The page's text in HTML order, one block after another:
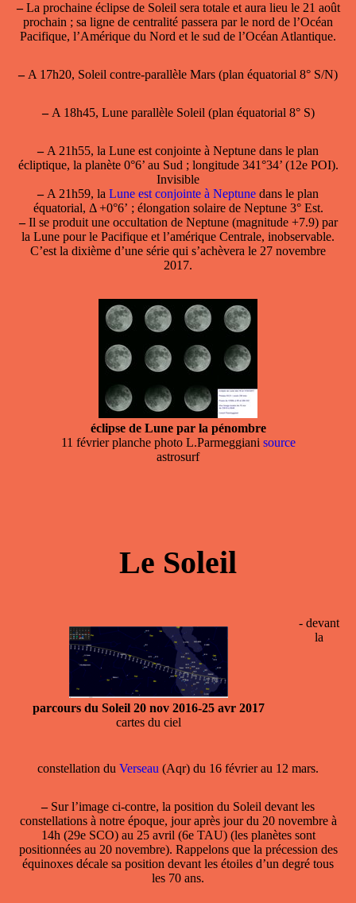
–La prochaine éclipse de Soleil sera totale et aura lieu le 21 août
prochain ; sa ligne de centralité passera par le nord de l’Océan
Pacifique, l’Amérique du Nord et le sud de l’Océan Atlantique.
–A 17h20, Soleil contre-parallèle Mars (plan équatorial 8° S/N)
–A 18h45, Lune parallèle Soleil (plan équatorial 8° S)
–A 21h55, la Lune est conjointe à Neptune dans le plan
écliptique, la planète 0°6’ au Sud ; longitude 341°34’ (12e POI).
Invisible
–A 21h59, la Lune est conjointe à Neptune dans le plan
équatorial, Δ +0°6’ ; élongation solaire de Neptune 3° Est.
–Il se produit une occultation de Neptune (magnitude +7.9) par
la Lune pour le Pacifique et l’amérique Centrale, inobservable.
C’est la dixième d’une série qui s’achèvera le 27 novembre
2017.
éclipse de Lune par la pénombre
11 février planche photo L.Parmeggiani source
astrosurf
Le Soleil
parcours du Soleil 20 nov 2016-25 avr 2017
cartes du ciel
- devant
la
constellation du Verseau (Aqr) du 16 février au 12 mars.
–Sur l’image ci-contre, la position du Soleil devant les
constellations à notre époque, jour après jour du 20 novembre à
14h (29e SCO) au 25 avril (6e TAU) (les planètes sont
positionnées au 20 novembre). Rappelons que la précession des
équinoxes décale sa position devant les étoiles d’un degré tous
les 70 ans.